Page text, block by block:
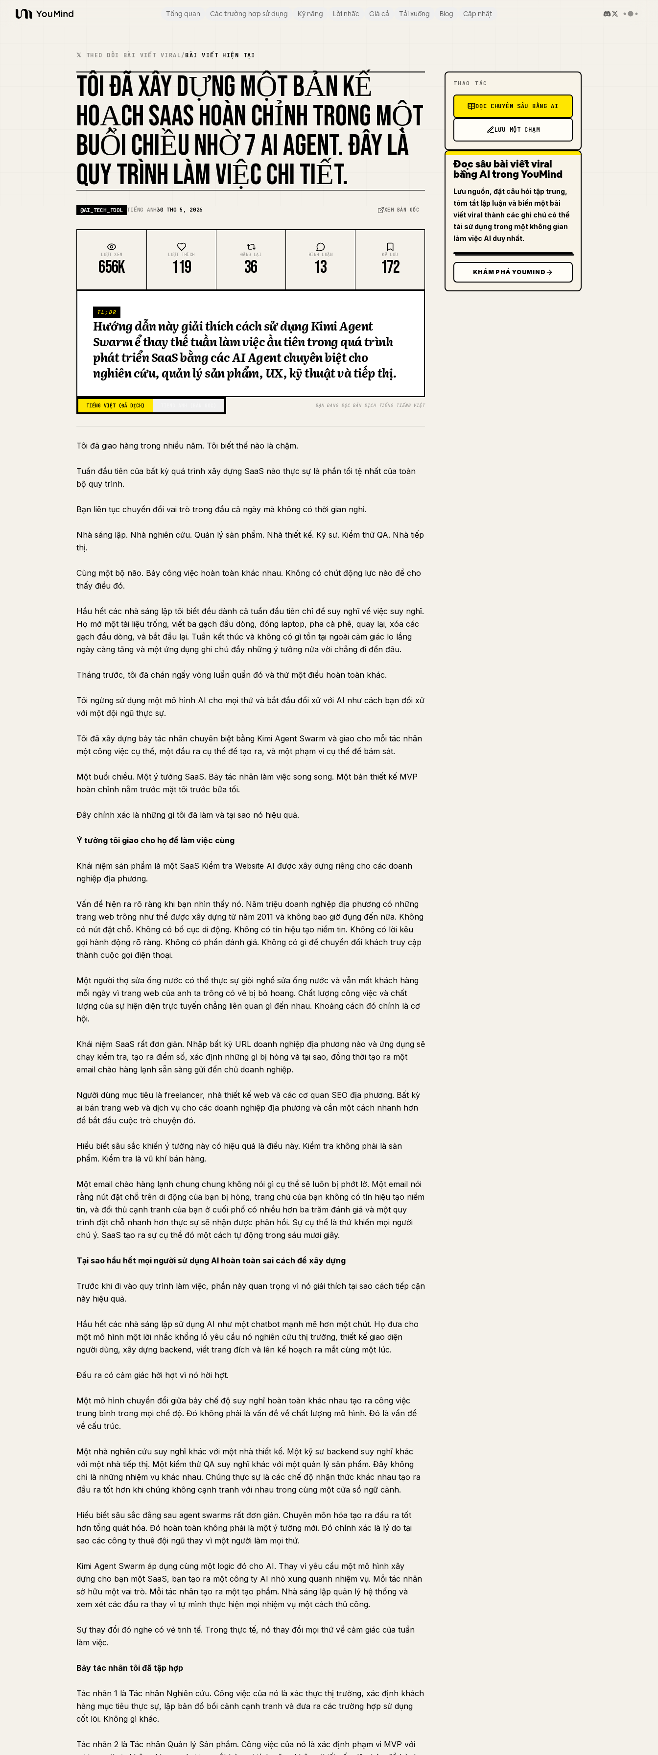
YouMind
Tổng quan Các trường hợp sử dụng Kỹ năng Lời nhắc Giá cả Tải xuống Blog Cập nhật
𝕏 THEO DÕI BÀI VIẾT VIRAL/BÀI VIẾT HIỆN TẠI
PHỐI LẠI ẢNH BÌA
TÔI ĐÃ XÂY DỰNG MỘT BẢN KẾ
HOẠCH SAAS HOÀN CHỈNH TRONG MỘT
BUỔI CHIỀU NHỜ 7 AI AGENT. ĐÂY LÀ
QUY TRÌNH LÀM VIỆC CHI TIẾT.
@AI_TECH_TOOL TIẾNG ANH30 THG 5, 2026 XEM BẢN GỐC
LƯỢT XEM
656K
LƯỢT THÍCH
119
ĐĂNG LẠI
36
BÌNH LUẬN
13
ĐÃ LƯU
172
TL;DR
Hướng dẫn này giải thích cách sử dụng Kimi Agent
Swarm để thay thế tuần làm việc đầu tiên trong quá trình
phát triển SaaS bằng các AI Agent chuyên biệt cho
nghiên cứu, quản lý sản phẩm, UX, kỹ thuật và tiếp thị.
TIẾNG VIỆT (ĐÃ DỊCH) BẠN ĐANG ĐỌC BẢN DỊCH TIẾNG TIẾNG VIỆT
Tôi đã giao hàng trong nhiều năm. Tôi biết thế nào là chậm.
Tuần đầu tiên của bất kỳ quá trình xây dựng SaaS nào thực sự là phần tồi tệ nhất của toàn
bộ quy trình.
Bạn liên tục chuyển đổi vai trò trong đầu cả ngày mà không có thời gian nghỉ.
Nhà sáng lập. Nhà nghiên cứu. Quản lý sản phẩm. Nhà thiết kế. Kỹ sư. Kiểm thử QA. Nhà tiếp
thị.
Cùng một bộ não. Bảy công việc hoàn toàn khác nhau. Không có chút động lực nào để cho
thấy điều đó.
Hầu hết các nhà sáng lập tôi biết đều dành cả tuần đầu tiên chỉ để suy nghĩ về việc suy nghĩ.
Họ mở một tài liệu trống, viết ba gạch đầu dòng, đóng laptop, pha cà phê, quay lại, xóa các
gạch đầu dòng, và bắt đầu lại. Tuần kết thúc và không có gì tồn tại ngoài cảm giác lo lắng
ngày càng tăng và một ứng dụng ghi chú đầy những ý tưởng nửa vời chẳng đi đến đâu.
Tháng trước, tôi đã chán ngấy vòng luẩn quẩn đó và thử một điều hoàn toàn khác.
Tôi ngừng sử dụng một mô hình AI cho mọi thứ và bắt đầu đối xử với AI như cách bạn đối xử
với một đội ngũ thực sự.
Tôi đã xây dựng bảy tác nhân chuyên biệt bằng Kimi Agent Swarm và giao cho mỗi tác nhân
một công việc cụ thể, một đầu ra cụ thể để tạo ra, và một phạm vi cụ thể để bám sát.
Một buổi chiều. Một ý tưởng SaaS. Bảy tác nhân làm việc song song. Một bản thiết kế MVP
hoàn chỉnh nằm trước mặt tôi trước bữa tối.
Đây chính xác là những gì tôi đã làm và tại sao nó hiệu quả.
Ý tưởng tôi giao cho họ để làm việc cùng
Khái niệm sản phẩm là một SaaS Kiểm tra Website AI được xây dựng riêng cho các doanh
nghiệp địa phương.
Vấn đề hiện ra rõ ràng khi bạn nhìn thấy nó. Năm triệu doanh nghiệp địa phương có những
trang web trông như thể được xây dựng từ năm 2011 và không bao giờ đụng đến nữa. Không
có nút đặt chỗ. Không có bố cục di động. Không có tín hiệu tạo niềm tin. Không có lời kêu
gọi hành động rõ ràng. Không có phần đánh giá. Không có gì để chuyển đổi khách truy cập
thành cuộc gọi điện thoại.
Một người thợ sửa ống nước có thể thực sự giỏi nghề sửa ống nước và vẫn mất khách hàng
mỗi ngày vì trang web của anh ta trông có vẻ bị bỏ hoang. Chất lượng công việc và chất
lượng của sự hiện diện trực tuyến chẳng liên quan gì đến nhau. Khoảng cách đó chính là cơ
hội.
Khái niệm SaaS rất đơn giản. Nhập bất kỳ URL doanh nghiệp địa phương nào và ứng dụng sẽ
chạy kiểm tra, tạo ra điểm số, xác định những gì bị hỏng và tại sao, đồng thời tạo ra một
email chào hàng lạnh sẵn sàng gửi đến chủ doanh nghiệp.
Người dùng mục tiêu là freelancer, nhà thiết kế web và các cơ quan SEO địa phương. Bất kỳ
ai bán trang web và dịch vụ cho các doanh nghiệp địa phương và cần một cách nhanh hơn
để bắt đầu cuộc trò chuyện đó.
Hiểu biết sâu sắc khiến ý tưởng này có hiệu quả là điều này. Kiểm tra không phải là sản
phẩm. Kiểm tra là vũ khí bán hàng.
Một email chào hàng lạnh chung chung không nói gì cụ thể sẽ luôn bị phớt lờ. Một email nói
rằng nút đặt chỗ trên di động của bạn bị hỏng, trang chủ của bạn không có tín hiệu tạo niềm
tin, và đối thủ cạnh tranh của bạn ở cuối phố có nhiều hơn ba trăm đánh giá và một quy
trình đặt chỗ nhanh hơn thực sự sẽ nhận được phản hồi. Sự cụ thể là thứ khiến mọi người
chú ý. SaaS tạo ra sự cụ thể đó một cách tự động trong sáu mươi giây.
Tại sao hầu hết mọi người sử dụng AI hoàn toàn sai cách để xây dựng
Trước khi đi vào quy trình làm việc, phần này quan trọng vì nó giải thích tại sao cách tiếp cận
này hiệu quả.
Hầu hết các nhà sáng lập sử dụng AI như một chatbot mạnh mẽ hơn một chút. Họ đưa cho
một mô hình một lời nhắc khổng lồ yêu cầu nó nghiên cứu thị trường, thiết kế giao diện
người dùng, xây dựng backend, viết trang đích và lên kế hoạch ra mắt cùng một lúc.
Đầu ra có cảm giác hời hợt vì nó hời hợt.
Một mô hình chuyển đổi giữa bảy chế độ suy nghĩ hoàn toàn khác nhau tạo ra công việc
trung bình trong mọi chế độ. Đó không phải là vấn đề về chất lượng mô hình. Đó là vấn đề
về cấu trúc.
Một nhà nghiên cứu suy nghĩ khác với một nhà thiết kế. Một kỹ sư backend suy nghĩ khác
với một nhà tiếp thị. Một kiểm thử QA suy nghĩ khác với một quản lý sản phẩm. Đây không
chỉ là những nhiệm vụ khác nhau. Chúng thực sự là các chế độ nhận thức khác nhau tạo ra
đầu ra tốt hơn khi chúng không cạnh tranh với nhau trong cùng một cửa sổ ngữ cảnh.
Hiểu biết sâu sắc đằng sau agent swarms rất đơn giản. Chuyên môn hóa tạo ra đầu ra tốt
hơn tổng quát hóa. Đó hoàn toàn không phải là một ý tưởng mới. Đó chính xác là lý do tại
sao các công ty thuê đội ngũ thay vì một người làm mọi thứ.
Kimi Agent Swarm áp dụng cùng một logic đó cho AI. Thay vì yêu cầu một mô hình xây
dựng cho bạn một SaaS, bạn tạo ra một công ty AI nhỏ xung quanh nhiệm vụ. Mỗi tác nhân
sở hữu một vai trò. Mỗi tác nhân tạo ra một tạo phẩm. Nhà sáng lập quản lý hệ thống và
xem xét các đầu ra thay vì tự mình thực hiện mọi nhiệm vụ một cách thủ công.
Sự thay đổi đó nghe có vẻ tinh tế. Trong thực tế, nó thay đổi mọi thứ về cảm giác của tuần
làm việc.
Bảy tác nhân tôi đã tập hợp
Tác nhân 1 là Tác nhân Nghiên cứu. Công việc của nó là xác thực thị trường, xác định khách
hàng mục tiêu thực sự, lập bản đồ bối cảnh cạnh tranh và đưa ra các trường hợp sử dụng
cốt lõi. Không gì khác.
Tác nhân 2 là Tác nhân Quản lý Sản phẩm. Công việc của nó là xác định phạm vi MVP với
THAO TÁC
ĐỌC CHUYÊN SÂU BẰNG AI
LƯU MỘT CHẠM
Đọc sâu bài viết viral
bằng AI trong YouMind
Lưu nguồn, đặt câu hỏi tập trung,
tóm tắt lập luận và biến một bài
viết viral thành các ghi chú có thể
tái sử dụng trong một không gian
làm việc AI duy nhất.
KHÁM PHÁ YOUMIND